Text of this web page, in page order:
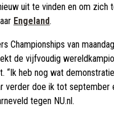
uit te vinden en om zich
Engeland.
Championships van
de vijfvoudig
“Ik heb nog wat
verder doe ik tot september
tegen NU.nl.